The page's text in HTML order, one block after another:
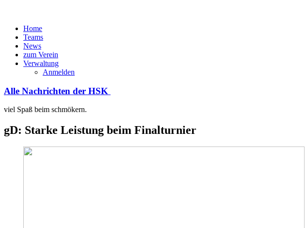
Home
Teams
News
zum Verein
Verwaltung
Anmelden
Alle Nachrichten der HSK
viel Spaß beim schmökern.
gD: Starke Leistung beim Finalturnier